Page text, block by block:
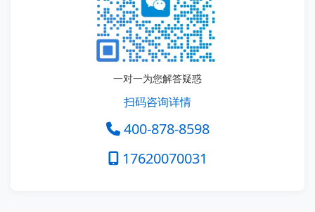
一对一为您解答疑惑
扫码咨询详情
400-878-8598
17620070031